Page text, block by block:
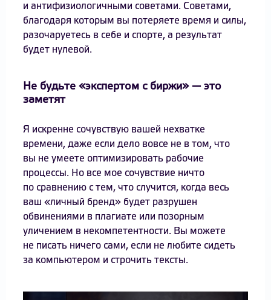
и антифизиологичными советами. Советами,
благодаря которым вы потеряете время и силы,
разочаруетесь в себе и спорте, а результат
будет нулевой.
Не будьте «экспертом с биржи» — это
заметят
Я искренне сочувствую вашей нехватке
времени, даже если дело вовсе не в том, что
вы не умеете оптимизировать рабочие
процессы. Но все мое сочувствие ничто
по сравнению с тем, что случится, когда весь
ваш «личный бренд» будет разрушен
обвинениями в плагиате или позорным
уличением в некомпетентности. Вы можете
не писать ничего сами, если не любите сидеть
за компьютером и строчить тексты.